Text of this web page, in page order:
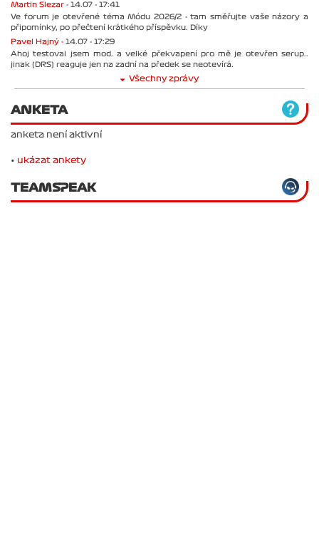
Martin Slezar - 14.07 - 17:41
Ve forum je otevřené téma Módu 2026/2 - tam směřujte vaše názory a
připomínky, po přečtení krátkého příspěvku. Díky
Pavel Hajný - 14.07 - 17:29
Ahoj testoval jsem mod. a velké překvapení pro mě je otevřen serup..
jinak (DRS) reaguje jen na zadní na předek se neotevírá.
Všechny zprávy
ANKETA
anketa není aktivní
• ukázat ankety
TEAMSPEAK